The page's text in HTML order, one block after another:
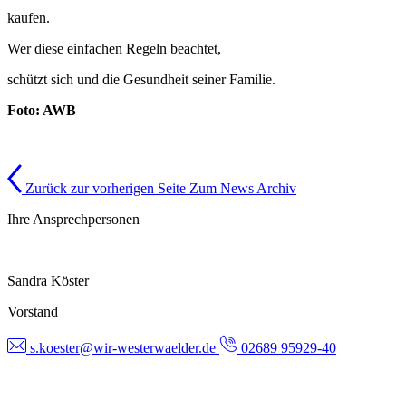
kaufen.
Wer diese einfachen Regeln beachtet,
schützt sich und die Gesundheit seiner Familie.
Foto: AWB
Zurück zur vorherigen Seite Zum News Archiv
Ihre Ansprechpersonen
Sandra Köster
Vorstand
s.koester@wir-westerwaelder.de 02689 95929-40